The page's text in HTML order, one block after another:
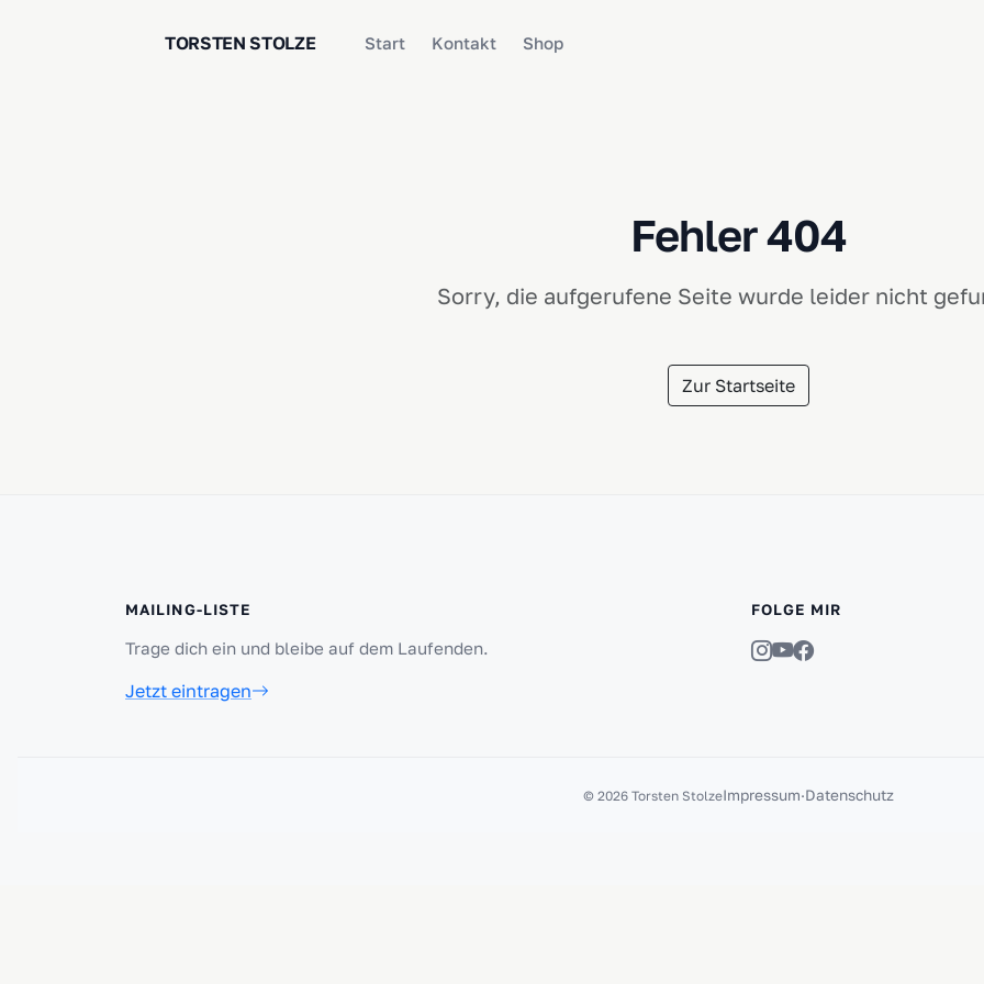
TORSTEN STOLZE Start Kontakt Shop
Fehler 404
Sorry, die aufgerufene Seite wurde leider nicht
Zur Startseite
MAILING-LISTE
Trage dich ein und bleibe auf dem Laufenden.
Jetzt eintragen
FOLGE MIR
© 2026 Torsten StolzeImpressum·Datenschutz